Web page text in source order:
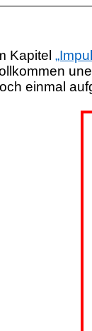
Kapitel
einmal